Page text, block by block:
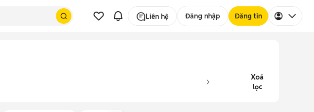
Liên hệ Đăng nhập Đăng tin
Xoá
lọc